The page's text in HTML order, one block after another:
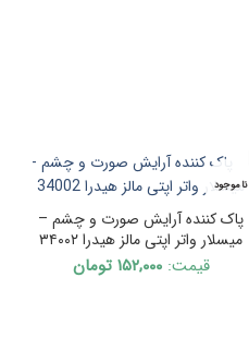
ناموجود
پاک کننده آرایش صورت و چشم –
میسلار واتر اپتی مالز هیدرا ۳۴۰۰۲
قیمت:۱۵۲,۰۰۰ تومان